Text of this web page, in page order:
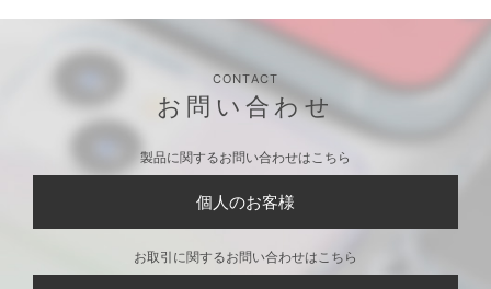
CONTACT
お問い合わせ
製品に関するお問い合わせはこちら
個人のお客様
お取引に関するお問い合わせはこちら